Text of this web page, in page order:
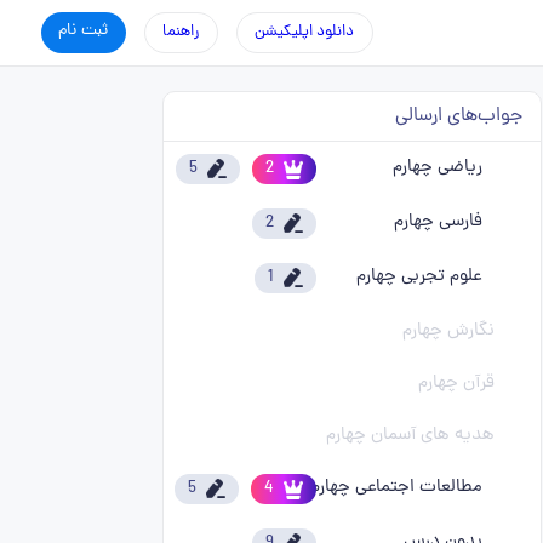
ثبت نام راهنما دانلود اپلیکیشن
جواب‌های ارسالی
ریاضی چهارم 2
5
فارسی چهارم 2
علوم تجربی چهارم 1
نگارش چهارم
قرآن چهارم
هدیه های آسمان چهارم
مطالعات اجتماعی چهارم
4
5